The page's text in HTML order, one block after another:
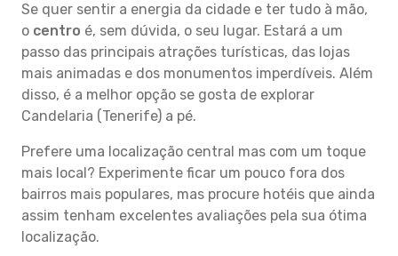
Se quer sentir a energia da cidade e ter tudo à mão,
o centro é, sem dúvida, o seu lugar. Estará a um
passo das principais atrações turísticas, das lojas
mais animadas e dos monumentos imperdíveis. Além
disso, é a melhor opção se gosta de explorar
Candelaria (Tenerife) a pé.
Prefere uma localização central mas com um toque
mais local? Experimente ficar um pouco fora dos
bairros mais populares, mas procure hotéis que ainda
assim tenham excelentes avaliações pela sua ótima
localização.